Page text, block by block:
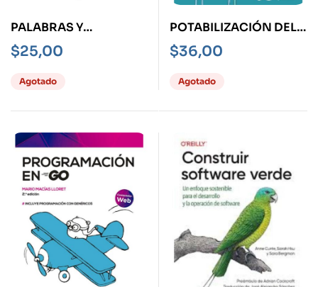
PALABRAS Y
ALGORITMOS
$25,00
Agotado
POTABILIZACIÓN DEL
AGUA
$36,00
Agotado